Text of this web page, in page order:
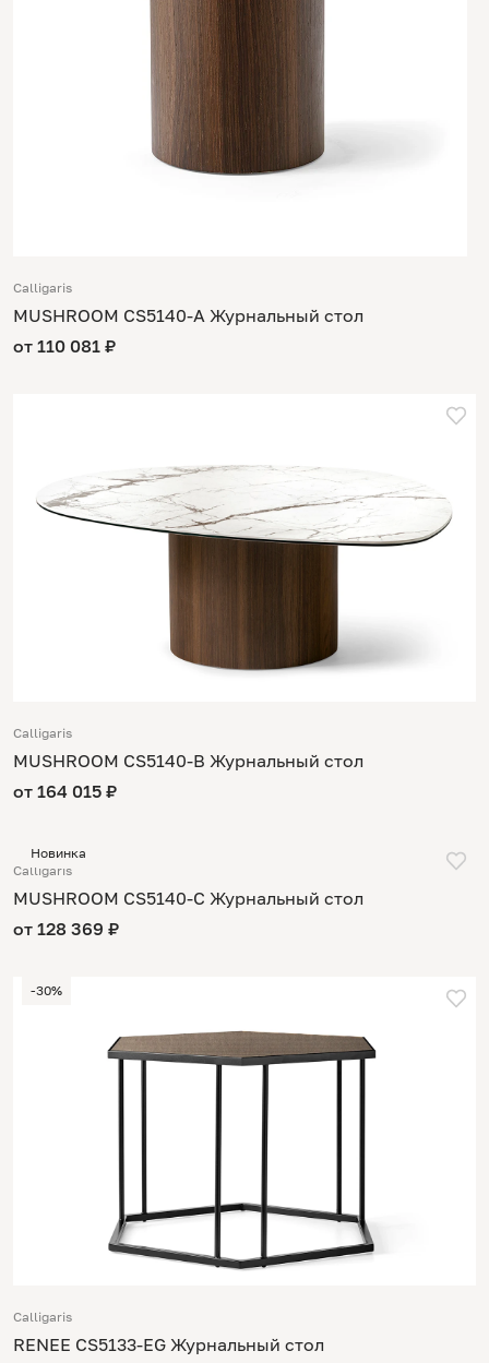
Calligaris
MUSHROOM CS5140-A Журнальный стол
от 110 081 ₽
Calligaris
MUSHROOM CS5140-B Журнальный стол
от 164 015 ₽
Новинка
Calligaris
MUSHROOM CS5140-C Журнальный стол
от 128 369 ₽
-30%
Calligaris
RENEE CS5133-EG Журнальный стол